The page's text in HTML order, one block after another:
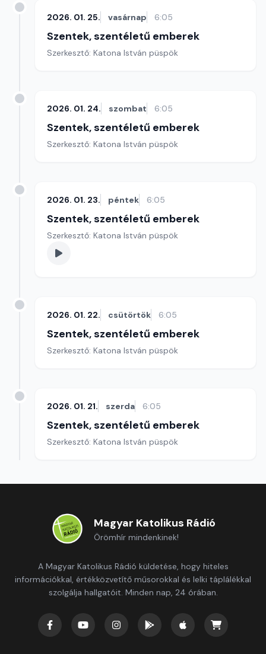
2026. 01. 25. vasárnap 6:05
Szentek, szentéletű emberek
Szerkesztő: Katona István püspök
2026. 01. 24. szombat 6:05
Szentek, szentéletű emberek
Szerkesztő: Katona István püspök
2026. 01. 23. péntek 6:05
Szentek, szentéletű emberek
Szerkesztő: Katona István püspök
2026. 01. 22. csütörtök 6:05
Szentek, szentéletű emberek
Szerkesztő: Katona István püspök
2026. 01. 21. szerda 6:05
Szentek, szentéletű emberek
Szerkesztő: Katona István püspök
Magyar Katolikus Rádió
Örömhír mindenkinek!
A Magyar Katolikus Rádió küldetése, hogy hiteles
információkkal, értékközvetítő műsorokkal és lelki táplálékkal
szolgálja hallgatóit. Minden nap, 24 órában.